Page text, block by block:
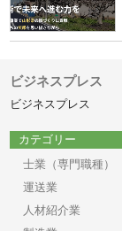
ビジネスプレス
ビジネスプレス
カテゴリー
士業（専門職種）
運送業
人材紹介業